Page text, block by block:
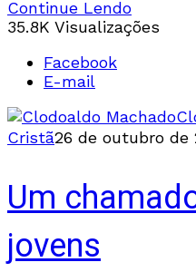
Continue Lendo
35.8K Visualizações
Facebook
E-mail
Cristã26 de outubro de
Um
jovens